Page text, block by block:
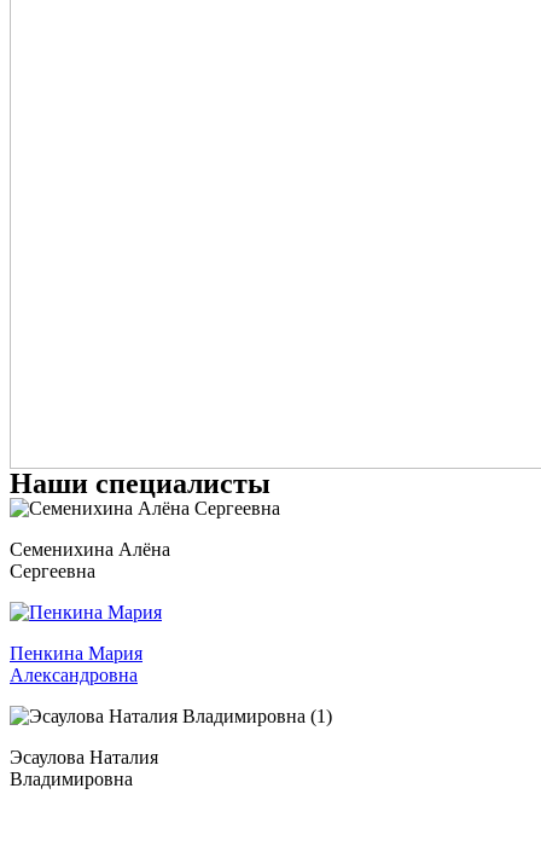
Наши специалисты
Семенихина Алёна
Сергеевна
Пенкина Мария
Александровна
Эсаулова Наталия
Владимировна